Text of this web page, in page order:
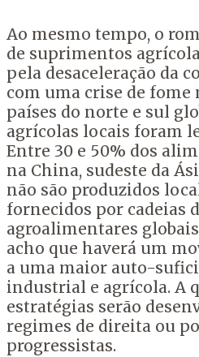
Ao mesmo tempo, o
de suprimentos
pela desaceleração da
com uma crise de
países do norte e sul
agrícolas locais foram
Entre 30 e 50% dos
na China, sudeste da
não são produzidos
fornecidos por cadeias
agroalimentares
acho que haverá um
a uma maior auto-
industrial e agrícola. A
estratégias serão
regimes de direita ou
progressistas.